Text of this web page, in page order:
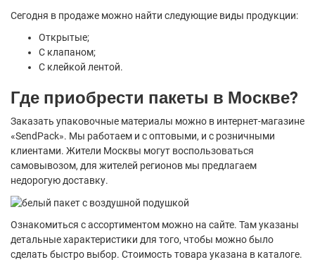
Сегодня в продаже можно найти следующие виды продукции:
Открытые;
С клапаном;
С клейкой лентой.
Где приобрести пакеты в Москве?
Заказать упаковочные материалы можно в интернет-магазине
«SendPack». Мы работаем и с оптовыми, и с розничными
клиентами. Жители Москвы могут воспользоваться
самовывозом, для жителей регионов мы предлагаем
недорогую доставку.
Ознакомиться с ассортиментом можно на сайте. Там указаны
детальные характеристики для того, чтобы можно было
сделать быстро выбор. Стоимость товара указана в каталоге.